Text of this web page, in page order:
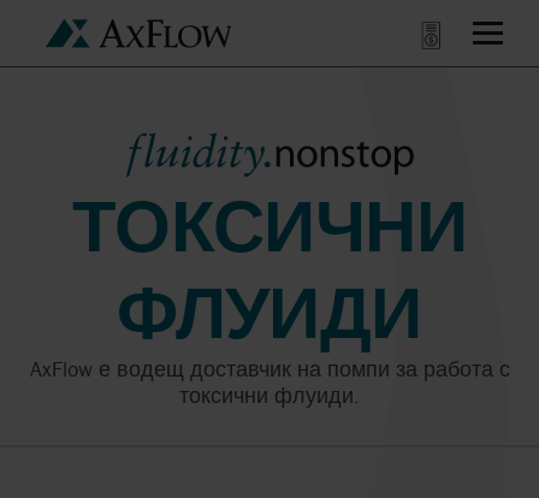
ТОКСИЧНИ
ФЛУИДИ
AxFlow е водещ доставчик на помпи за работа с
токсични флуиди.